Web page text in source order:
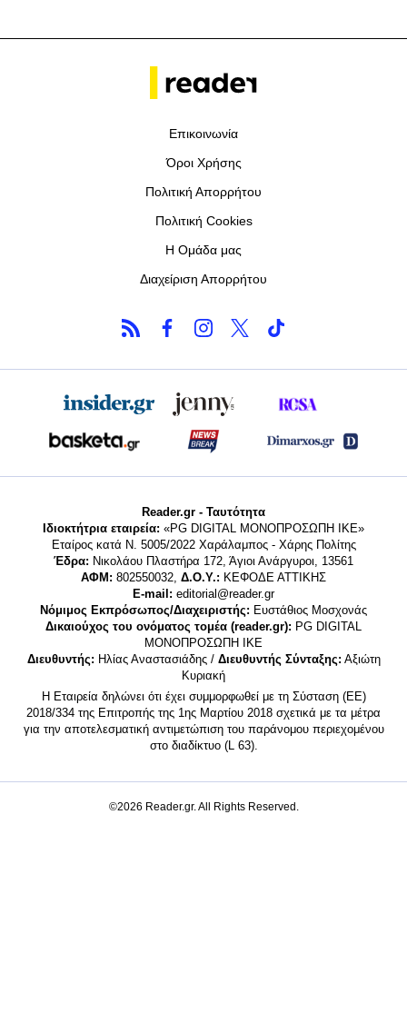
Επικοινωνία
Όροι Χρήσης
Πολιτική Απορρήτου
Πολιτική Cookies
Η Ομάδα μας
Διαχείριση Απορρήτου
Reader.gr - Ταυτότητα
Ιδιοκτήτρια εταιρεία: «PG DIGITAL MONΟΠΡΟΣΩΠΗ ΙΚΕ»
Εταίρος κατά Ν. 5005/2022 Χαράλαμπος - Χάρης Πολίτης
Έδρα: Νικολάου Πλαστήρα 172, Άγιοι Ανάργυροι, 13561
ΑΦΜ: 802550032, Δ.Ο.Υ.: ΚΕΦΟΔΕ ΑΤΤΙΚΗΣ
E-mail: editorial@reader.gr
Νόμιμος Εκπρόσωπος/Διαχειριστής: Ευστάθιος Μοσχονάς
Δικαιούχος του ονόματος τομέα (reader.gr): PG DIGITAL
MONΟΠΡΟΣΩΠΗ ΙΚΕ
Διευθυντής: Ηλίας Αναστασιάδης / Διευθυντής Σύνταξης: Αξιώτη
Κυριακή
Η Εταιρεία δηλώνει ότι έχει συμμορφωθεί με τη Σύσταση (ΕΕ)
2018/334 της Επιτροπής της 1ης Μαρτίου 2018 σχετικά με τα μέτρα
για την αποτελεσματική αντιμετώπιση του παράνομου περιεχομένου
στο διαδίκτυο (L 63).
©2026 Reader.gr. All Rights Reserved.